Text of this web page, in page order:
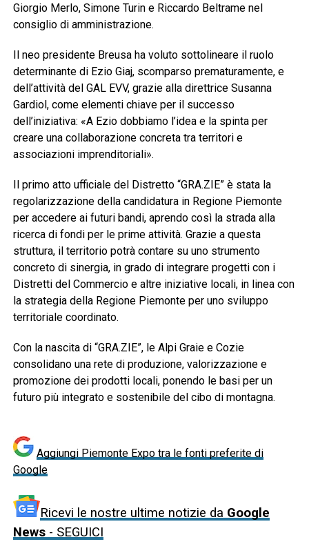
Giorgio Merlo, Simone Turin e Riccardo Beltrame nel
consiglio di amministrazione.
Il neo presidente Breusa ha voluto sottolineare il ruolo
determinante di Ezio Giaj, scomparso prematuramente, e
dell’attività del GAL EVV, grazie alla direttrice Susanna
Gardiol, come elementi chiave per il successo
dell’iniziativa: «A Ezio dobbiamo l’idea e la spinta per
creare una collaborazione concreta tra territori e
associazioni imprenditoriali».
Il primo atto ufficiale del Distretto “GRA.ZIE” è stata la
regolarizzazione della candidatura in Regione Piemonte
per accedere ai futuri bandi, aprendo così la strada alla
ricerca di fondi per le prime attività. Grazie a questa
struttura, il territorio potrà contare su uno strumento
concreto di sinergia, in grado di integrare progetti con i
Distretti del Commercio e altre iniziative locali, in linea con
la strategia della Regione Piemonte per uno sviluppo
territoriale coordinato.
Con la nascita di “GRA.ZIE”, le Alpi Graie e Cozie
consolidano una rete di produzione, valorizzazione e
promozione dei prodotti locali, ponendo le basi per un
futuro più integrato e sostenibile del cibo di montagna.
Aggiungi Piemonte Expo tra le fonti preferite di
Google
Ricevi le nostre ultime notizie da Google
News- SEGUICI